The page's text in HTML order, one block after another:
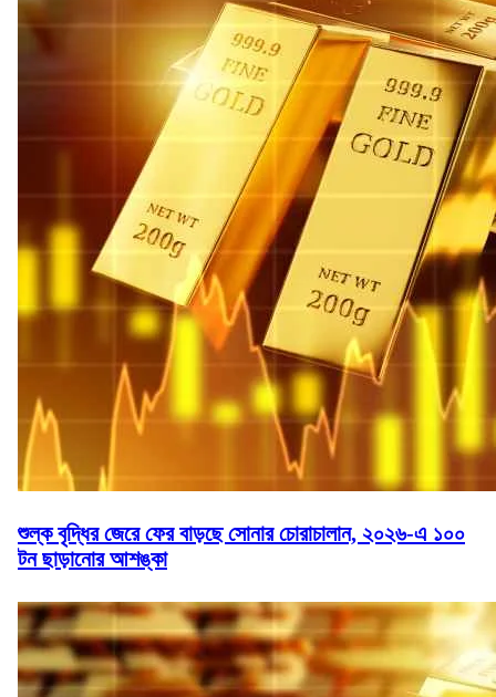
শুল্ক বৃদ্ধির জেরে ফের বাড়ছে সোনার চোরাচালান, ২০২৬-এ ১০০
টন ছাড়ানোর আশঙ্কা